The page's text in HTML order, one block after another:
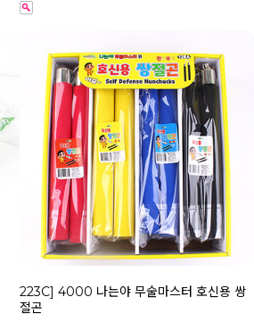
223C] 4000 나는야 무술마스터 호신용 쌍
절곤